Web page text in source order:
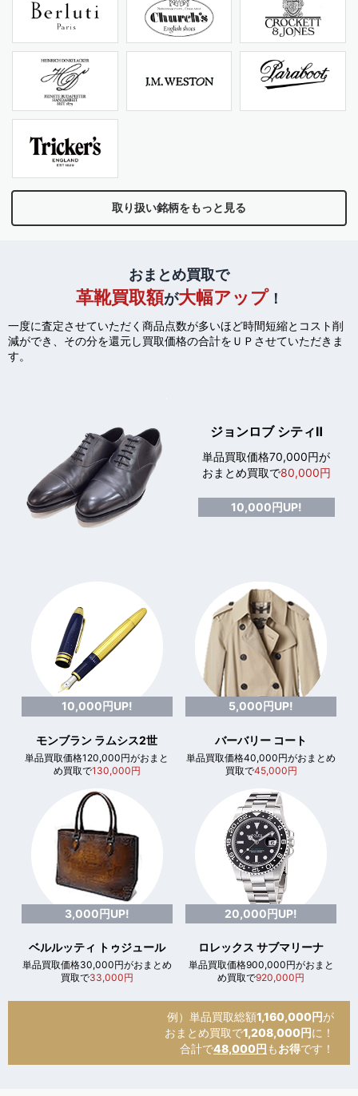
取り扱い銘柄をもっと見る
おまとめ買取で
革靴買取額が大幅アップ！
一度に査定させていただく商品点数が多いほど時間短縮とコスト削
減ができ、 その分を還元し買取価格の合計をＵＰさせていただきま
す。
ジョンロブ シティⅡ
単品買取価格70,000円が
おまとめ買取で80,000円
10,000円UP!
10,000円UP!
モンブラン ラムシス2世
単品買取価格120,000円がおまと
め買取で130,000円
5,000円UP!
バーバリー コート
単品買取価格40,000円がおまとめ
買取で45,000円
3,000円UP!
ベルルッティ トゥジュール
単品買取価格30,000円がおまとめ
買取で33,000円
20,000円UP!
ロレックス サブマリーナ
単品買取価格900,000円がおまと
め買取で920,000円
例）単品買取総額1,160,000円が
おまとめ買取で1,208,000円に！
合計で48,000円 もお得です！